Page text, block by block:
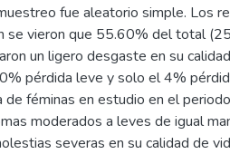
fue aleatorio simple. Los
se vieron que 55.60% del total
un ligero desgaste en su
pérdida leve y solo el 4%
de féminas en estudio en el
moderados a leves de igual
severas en su calidad de